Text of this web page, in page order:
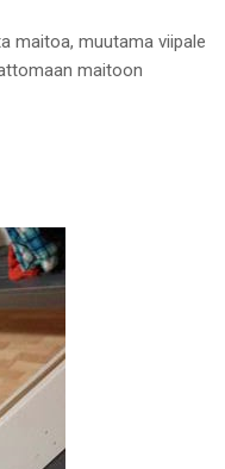
maitoa, muutama viipale
maitoon